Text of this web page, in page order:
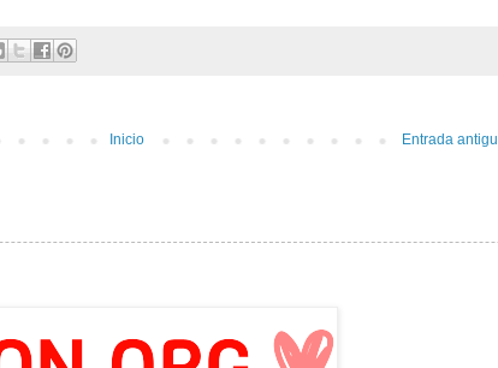
Entrada
Inicio